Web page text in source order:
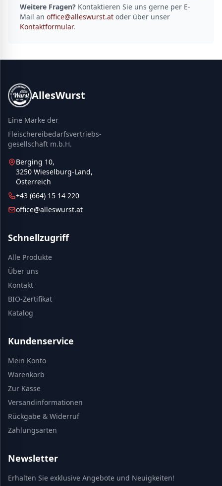
Weitere Fragen? Kontaktieren Sie uns gerne per E-
Mail an office@alleswurst.at oder über unser
Kontaktformular.
AllesWurst
Eine Marke der
Fleischereibedarfsvertriebs-
gesellschaft m.b.H.
Berging 10,
3250 Wieselburg-Land,
Österreich
+43 (664) 15 14 220
office@alleswurst.at
Schnellzugriff
Alle Produkte
Über uns
Kontakt
BIO-Zertifikat
Katalog
Kundenservice
Mein Konto
Warenkorb
Zur Kasse
Versandinformationen
Rückgabe & Widerruf
Zahlungsarten
Newsletter
Erhalten Sie exklusive Angebote und Neuigkeiten!